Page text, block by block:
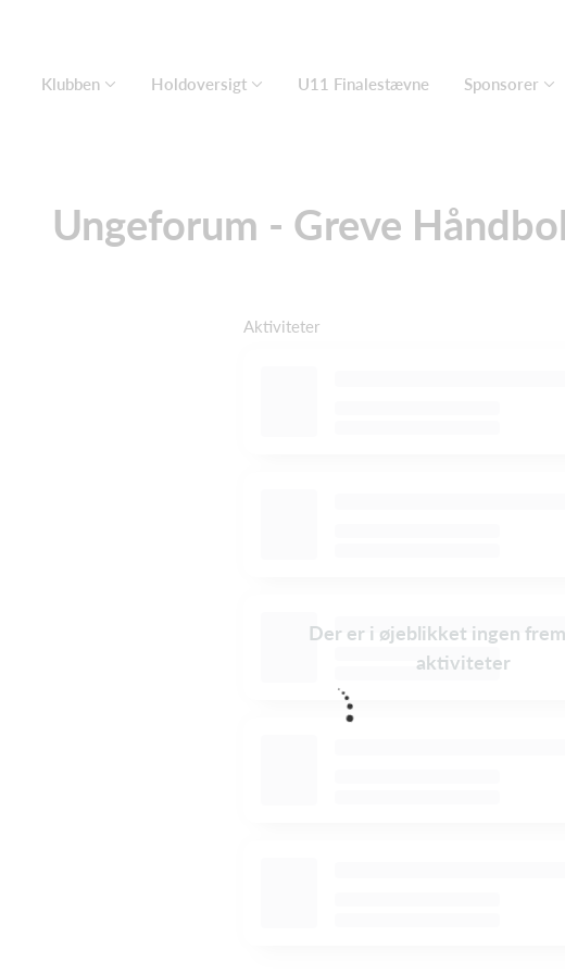
Klubben Holdoversigt U11 Finalestævne Sponsorer
Ungeforum - Greve
Aktiviteter
Der er i øjeblikket ingen
aktiviteter